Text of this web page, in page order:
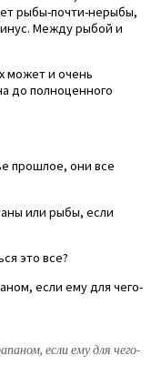
рыбы-почти-нерыбы,
Между рыбой и
может и очень
до полноценного
прошлое, они все
или рыбы, если
это все?
если ему для чего-
если ему для чего-